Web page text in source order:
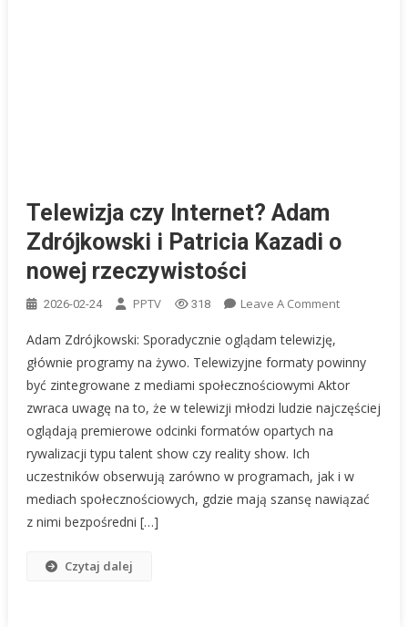
Telewizja czy Internet? Adam
Zdrójkowski i Patricia Kazadi o
nowej rzeczywistości
2026-02-24 PPTV 318 Leave A CommentOn
Internet?
Adam
Zdrójkowski
Kazadi
O
Nowej
Adam Zdrójkowski: Sporadycznie oglądam telewizję,
głównie programy na żywo. Telewizyjne formaty powinny
być zintegrowane z mediami społecznościowymi Aktor
zwraca uwagę na to, że w telewizji młodzi ludzie najczęściej
oglądają premierowe odcinki formatów opartych na
rywalizacji typu talent show czy reality show. Ich
uczestników obserwują zarówno w programach, jak i w
mediach społecznościowych, gdzie mają szansę nawiązać
z nimi bezpośredni […]
Czytaj dalej